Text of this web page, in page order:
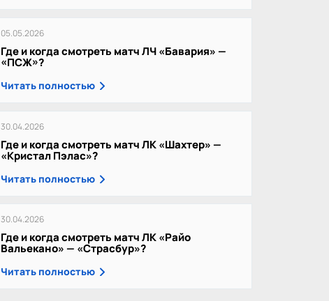
05.05.2026
Где и когда смотреть матч ЛЧ «Бавария» —
«ПСЖ»?
Читать полностью
30.04.2026
Где и когда смотреть матч ЛК «Шахтер» —
«Кристал Пэлас»?
Читать полностью
30.04.2026
Где и когда смотреть матч ЛК «Райо
Вальекано» — «Страсбур»?
Читать полностью